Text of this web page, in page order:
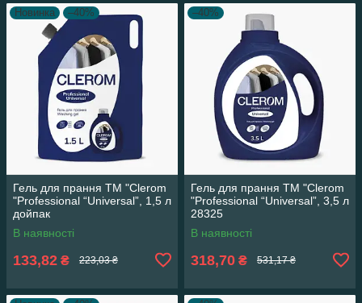
Новинка –40%
Гель для прання ТМ "Clerom
"Professional “Universal”, 1,5 л
дойпак
В наявності
133,82 ₴ 223,03 ₴
–40%
Гель для прання ТМ "Clerom
"Professional “Universal”, 3,5 л
28325
В наявності
318,70 ₴ 531,17 ₴